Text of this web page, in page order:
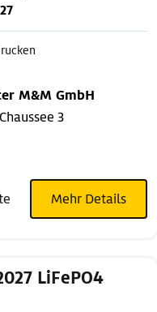
M&M GmbH
3
Mehr Details
LiFePO4